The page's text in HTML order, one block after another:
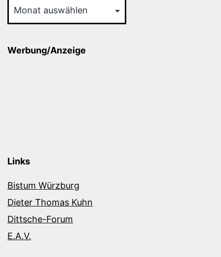
Werbung/Anzeige
Links
Bistum Würzburg
Dieter Thomas Kuhn
Dittsche-Forum
E.A.V.